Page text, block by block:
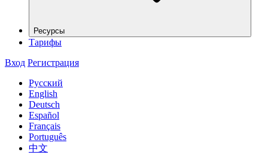
Ресурсы
Тарифы
Вход Регистрация
Русский
English
Deutsch
Español
Français
Português
中文